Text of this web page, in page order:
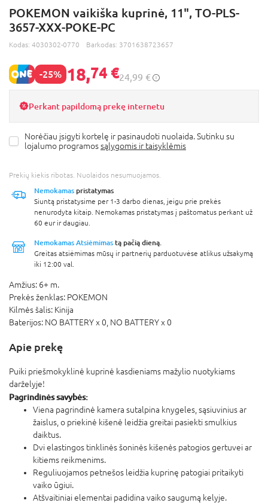
POKEMON vaikiška kuprinė, 11", TO-PLS-
3657-XXX-POKE-PC
Kodas: 4030302-0770 Barkodas: 3701638723657
-25% 18,74 €24,99 €
Perkant papildomą prekę internetu
Norėčiau įsigyti kortelę ir pasinaudoti nuolaida. Sutinku su
lojalumo programossąlygomis ir taisyklėmis
Prekių kiekis ribotas. Nuolaidos nesumuojamos.
Nemokamas pristatymas
Siuntą pristatysime per 1-3 darbo dienas, jeigu prie prekės
nenurodyta kitaip. Nemokamas pristatymas į paštomatus perkant už
60 eur ir daugiau.
Nemokamas Atsiėmimas tą pačią dieną.
Greitas atsiėmimas mūsų ir partnerių parduotuvėse atlikus užsakymą
iki 12:00 val.
Amžius: 6+ m.
Prekės ženklas: POKEMON
Kilmės šalis: Kinija
Baterijos: NO BATTERY x 0, NO BATTERY x 0
Apie prekę
Puiki priešmokyklinė kuprinė kasdieniams mažylio nuotykiams
darželyje!
Pagrindinės savybės:
Viena pagrindinė kamera sutalpina knygeles, sąsiuvinius ar
žaislus, o priekinė kišenė leidžia greitai pasiekti smulkius
daiktus.
Dvi elastingos tinklinės šoninės kišenės patogios gertuvei ar
kitiems reikmenims.
Reguliuojamos petnešos leidžia kuprinę patogiai pritaikyti
vaiko ūgiui.
Atšvaitiniai elementai padidina vaiko saugumą kelyje.